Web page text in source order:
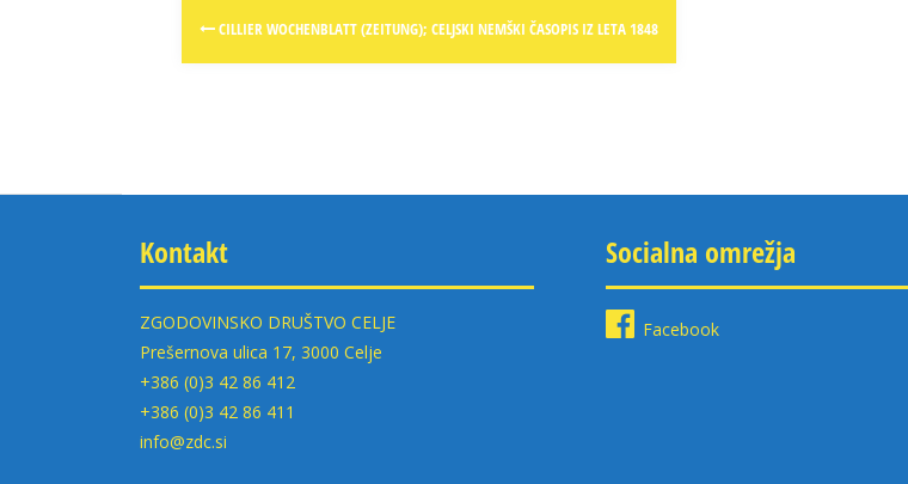
Post
navigation
CILLIER WOCHENBLATT (ZEITUNG); CELJSKI NEMŠKI ČASOPIS IZ LETA 1848
Kontakt
ZGODOVINSKO DRUŠTVO CELJE
Prešernova ulica 17, 3000 Celje
+386 (0)3 42 86 412
+386 (0)3 42 86 411
info@zdc.si
Socialna omrežja
Facebook